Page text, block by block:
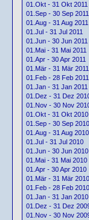
01.Okt - 31 Okt 2011
01.Sep - 30 Sep 2011
01.Aug - 31 Aug 2011
01.Jul - 31 Jul 2011
01.Jun - 30 Jun 2011
01.Mai - 31 Mai 2011
01.Apr - 30 Apr 2011
01.Mär - 31 Mär 2011
01.Feb - 28 Feb 2011
01.Jan - 31 Jan 2011
01.Dez - 31 Dez
01.Nov - 30 Nov
01.Okt - 31 Okt 2010
01.Sep - 30 Sep 2010
01.Aug - 31 Aug 2010
01.Jul - 31 Jul 2010
01.Jun - 30 Jun 2010
01.Mai - 31 Mai 2010
01.Apr - 30 Apr 2010
01.Mär - 31 Mär 2010
01.Feb - 28 Feb 2010
01.Jan - 31 Jan 2010
01.Dez - 31 Dez
01.Nov - 30 Nov